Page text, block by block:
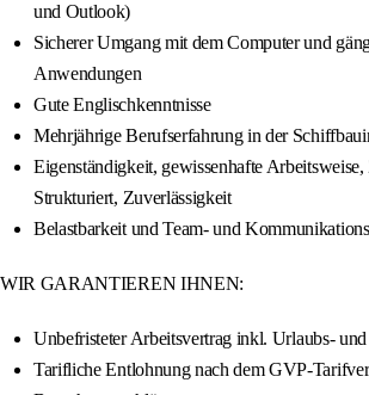
und Outlook)
Sicherer Umgang mit dem Computer und
Anwendungen
Gute Englischkenntnisse
Mehrjährige Berufserfahrung in der
Eigenständigkeit, gewissenhafte
Strukturiert, Zuverlässigkeit
Belastbarkeit und Team- und
WIR GARANTIEREN IHNEN:
Unbefristeter Arbeitsvertrag inkl. Urlaubs-
Tarifliche Entlohnung nach dem GVP-